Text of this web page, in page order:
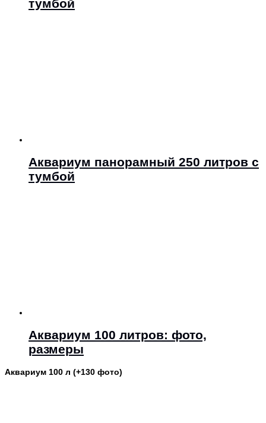
тумбой
Аквариум панорамный 250 литров с
тумбой
Аквариум 100 литров: фото,
размеры
Аквариум 100 л (+130 фото)